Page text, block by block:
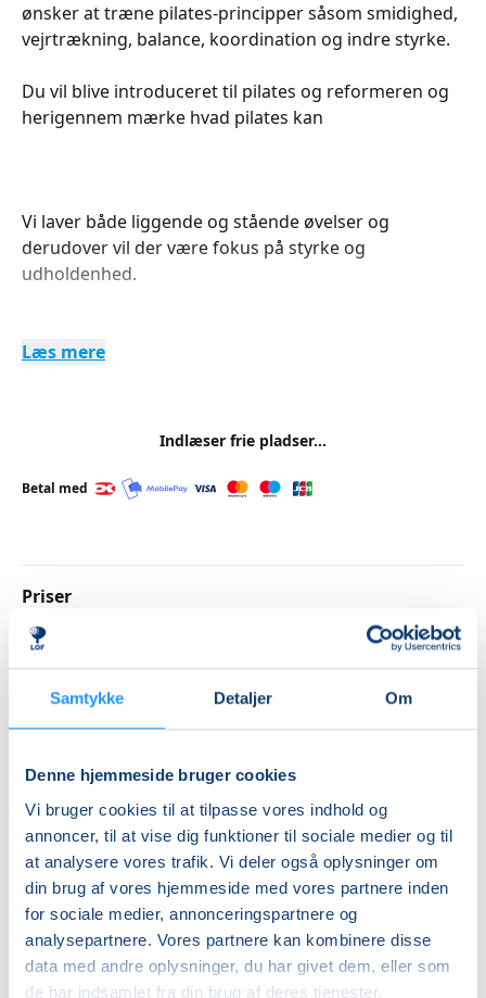
Samtykke Detaljer Om
Denne hjemmeside bruger cookies
Vi bruger cookies til at tilpasse vores indhold og
annoncer, til at vise dig funktioner til sociale medier og til
at analysere vores trafik. Vi deler også oplysninger om
din brug af vores hjemmeside med vores partnere inden
for sociale medier, annonceringspartnere og
analysepartnere. Vores partnere kan kombinere disse
data med andre oplysninger, du har givet dem, eller som
de har indsamlet fra din brug af deres tjenester.
ønsker at træne pilates-principper såsom smidighed,
vejrtrækning, balance, koordination og indre styrke.
Du vil blive introduceret til pilates og reformeren og
herigennem mærke hvad pilates kan
Vi laver både liggende og stående øvelser og
derudover vil der være fokus på styrke og
udholdenhed.
Læs mere
Indlæser frie pladser...
Betal med
Priser
Almen
DKK 1.325,00
Info
Nummer
262011
Første mødegang
tirsdag 11.08.2026, kl. 12.30 - 13.30
Sidste mødegang
tirsdag 08.12.2026, kl. 12.30 - 13.30
Antal mødegange